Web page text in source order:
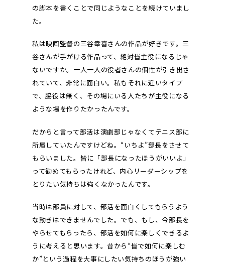
の脚本を書くことで同じようなことを続けていまし
た。
私は映画監督の三谷幸喜さんの作品が好きです。三
谷さんが手がける作品って、絶対皆主役になるじゃ
ないですか。一人一人の役者さんの個性が引き出さ
れていて、非常に面白い。私もそれに近いタイプ
で、脇役は無く、その場にいる人たちが主役になる
ような場を作りたかったんです。
だからと言って部活は演劇部じゃなくてテニス部に
所属していたんですけどね。“いちよ”部長をさせて
もらいました。皆に「部長になったほうがいいよ」
って勧めてもらったけれど、内心リーダーシップを
とりたい気持ちは強くなかったんです。
当時は部員に対して、部活を面白くしてもらうよう
な動きはできませんでした。でも、もし、今部長を
やらせてもらったら、部活を如何に楽しくできるよ
うに考えると思います。昔から“皆で如何に楽しむ
か”という過程を大事にしたい気持ちのほうが強い